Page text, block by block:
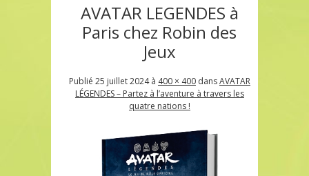
AVATAR LEGENDES à
Paris chez Robin des
Jeux
Publié 25 juillet 2024à 400 × 400dansAVATAR
LÉGENDES – Partez à l’aventure à travers les
quatre nations !